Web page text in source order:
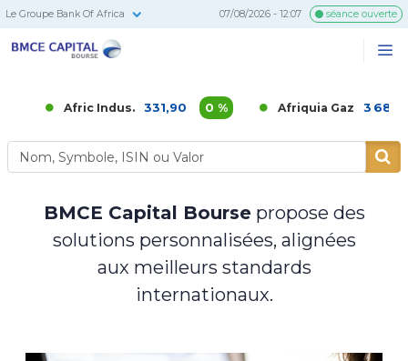
Le Groupe Bank Of Africa 07/08/2026 - 12:07 séance ouverte
Afric Indus. 331,90 0 % Afriquia Gaz 3 686,00
BMCE Capital Boursepropose des
solutions personnalisées, alignées
aux meilleurs standards
internationaux.